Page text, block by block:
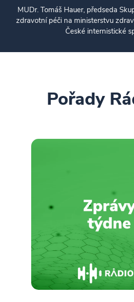
MUDr. Tomáš Hauer, předseda
zdravotní péči na ministerstvu
České internistické
Pořady